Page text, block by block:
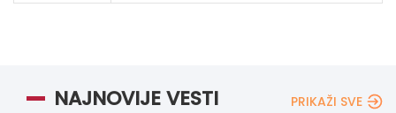
NAJNOVIJE VESTI PRIKAŽI SVE